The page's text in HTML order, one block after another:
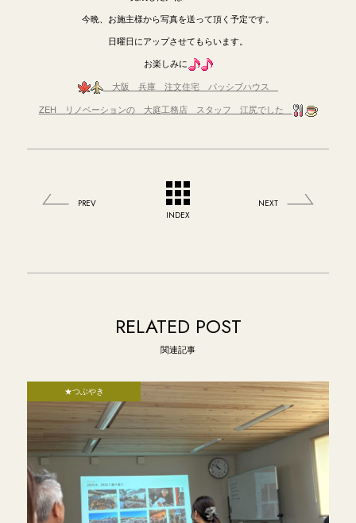
今晩、お施主様から写真を送って頂く予定です。
日曜日にアップさせてもらいます。
お楽しみに
大阪 兵庫 注文住宅 パッシブハウス
ZEH リノベーションの 大庭工務店 スタッフ 江尻でした
PREV
INDEX
NEXT
RELATED POST
関連記事
★つぶやき